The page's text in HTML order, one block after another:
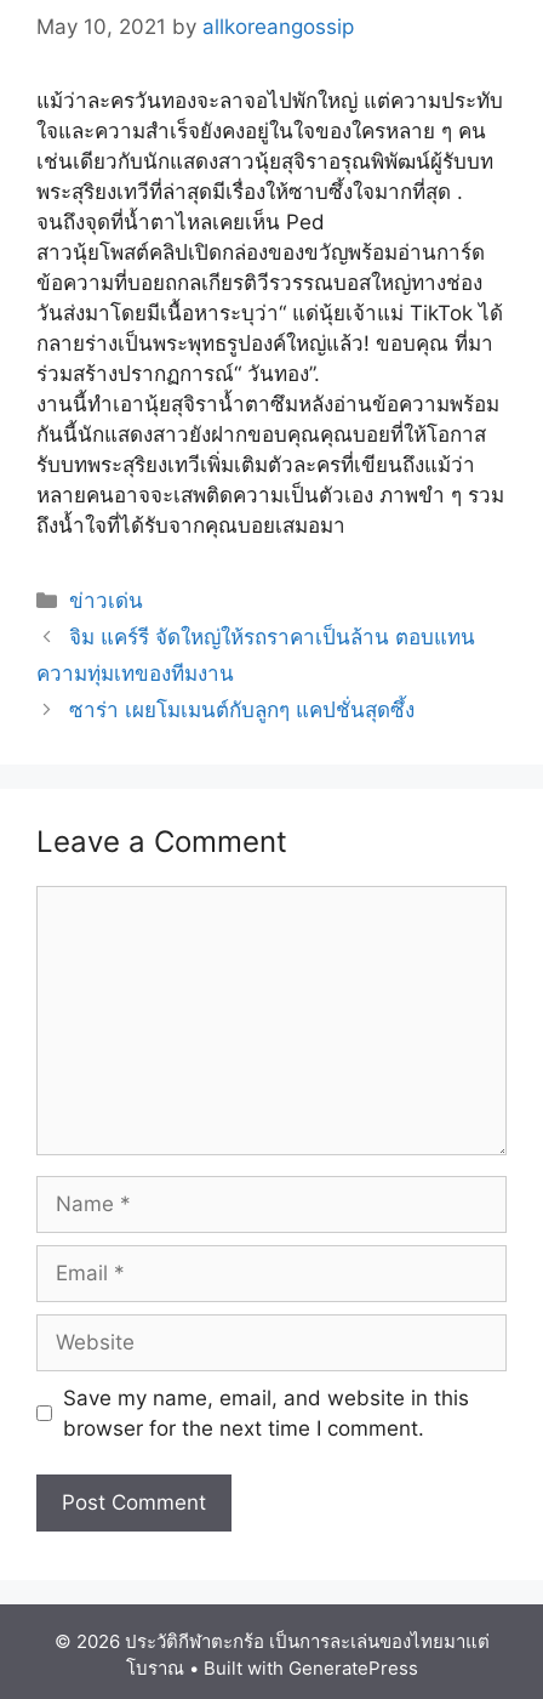
May 10, 2021 by allkoreangossip
แม้ว่าละครวันทองจะลาจอไปพักใหญ่ แต่ความประทับ
ใจและความสำเร็จยังคงอยู่ในใจของใครหลาย ๆ คน
เช่นเดียวกับนักแสดงสาวนุ้ยสุจิราอรุณพิพัฒน์ผู้รับบท
พระสุริยงเทวีที่ล่าสุดมีเรื่องให้ซาบซึ้งใจมากที่สุด .
จนถึงจุดที่น้ำตาไหลเคยเห็น Ped
สาวนุ้ยโพสต์คลิปเปิดกล่องของขวัญพร้อมอ่านการ์ด
ข้อความที่บอยถกลเกียรติวีรวรรณบอสใหญ่ทางช่อง
วันส่งมาโดยมีเนื้อหาระบุว่า“ แด่นุ้ยเจ้าแม่ TikTok ได้
กลายร่างเป็นพระพุทธรูปองค์ใหญ่แล้ว! ขอบคุณ ที่มา
ร่วมสร้างปรากฏการณ์“ วันทอง”.
งานนี้ทำเอานุ้ยสุจิราน้ำตาซึมหลังอ่านข้อความพร้อม
กันนี้นักแสดงสาวยังฝากขอบคุณคุณบอยที่ให้โอกาส
รับบทพระสุริยงเทวีเพิ่มเติมตัวละครที่เขียนถึงแม้ว่า
หลายคนอาจจะเสพติดความเป็นตัวเอง ภาพขำ ๆ รวม
ถึงน้ำใจที่ได้รับจากคุณบอยเสมอมา
Categories
ข่าวเด่น
Post
navigation
จิม แคร์รี จัดใหญ่ให้รถราคาเป็นล้าน ตอบแทน
ความทุ่มเทของทีมงาน
ซาร่า เผยโมเมนต์กับลูกๆ แคปชั่นสุดซึ้ง
Leave a Comment
Save my name, email, and website in this
browser for the next time I comment.
© 2026 ประวัติกีฬาตะกร้อ เป็นการละเล่นของไทยมาแต่
โบราณ• Built with GeneratePress